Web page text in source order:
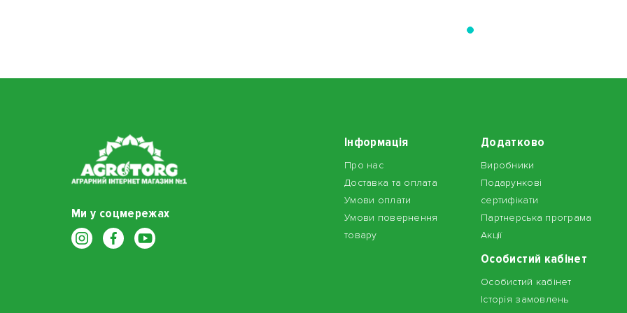
Ми у соцмережах
Інформація
Про нас
Доставка та оплата
Умови оплати
Умови повернення
товару
Додатково
Виробники
Подарункові
сертифікати
Партнерська програма
Акції
Особистий кабінет
Особистий кабінет
Історія замовлень